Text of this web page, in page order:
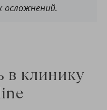
осложнений.
в клинику